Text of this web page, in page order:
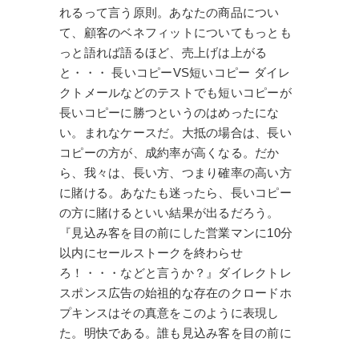
れるって言う原則。あなたの商品につい
て、顧客のベネフィットについてもっとも
っと語れば語るほど、売上げは上がる
と・・・ 長いコピーVS短いコピー ダイレ
クトメールなどのテストでも短いコピーが
長いコピーに勝つというのはめったにな
い。まれなケースだ。大抵の場合は、長い
コピーの方が、成約率が高くなる。だか
ら、我々は、長い方、つまり確率の高い方
に賭ける。あなたも迷ったら、長いコピー
の方に賭けるといい結果が出るだろう。
『見込み客を目の前にした営業マンに10分
以内にセールストークを終わらせ
ろ！・・・などと言うか？』ダイレクトレ
スポンス広告の始祖的な存在のクロードホ
プキンスはその真意をこのように表現し
た。明快である。誰も見込み客を目の前に